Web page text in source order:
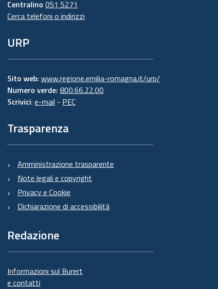
Centralino 051 5271
Cerca telefoni o indirizzi
URP
Sito web: www.regione.emilia-romagna.it/urp/
Numero verde: 800.66.22.00
Scrivici: e-mail - PEC
Trasparenza
Amministrazione trasparente
Note legali e copyright
Privacy e Cookie
Dichiarazione di accessibilità
Redazione
Informazioni sul Burert
e contatti